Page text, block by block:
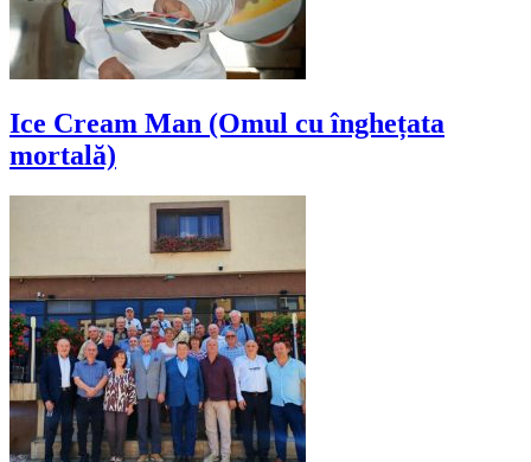
Ice Cream Man (Omul cu înghețata
mortală)